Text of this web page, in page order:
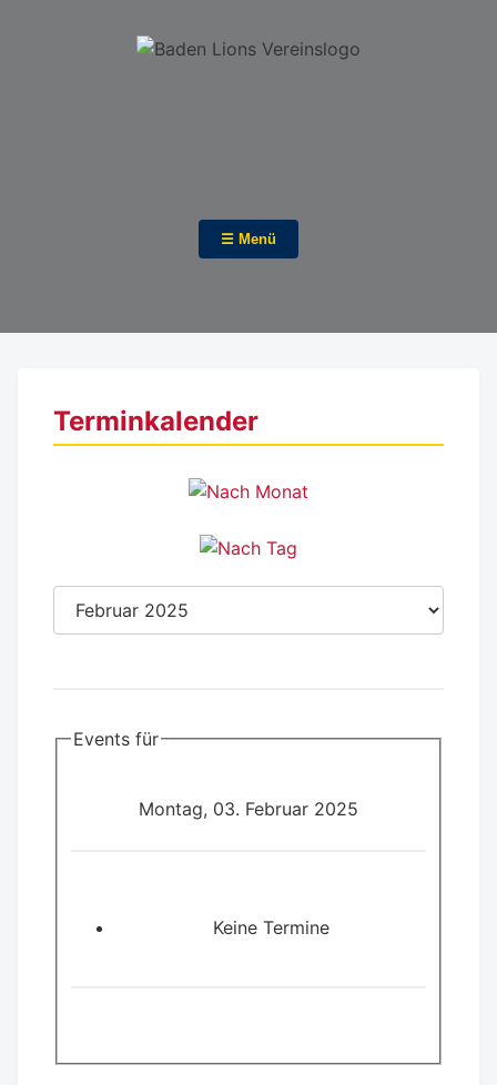
☰ Menü
Terminkalender
Events für
Montag, 03. Februar 2025
Keine Termine